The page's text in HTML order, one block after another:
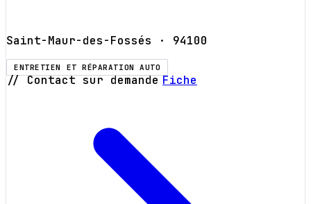
Saint-Maur-des-Fossés · 94100
ENTRETIEN ET RÉPARATION AUTO
// Contact sur demande Fiche